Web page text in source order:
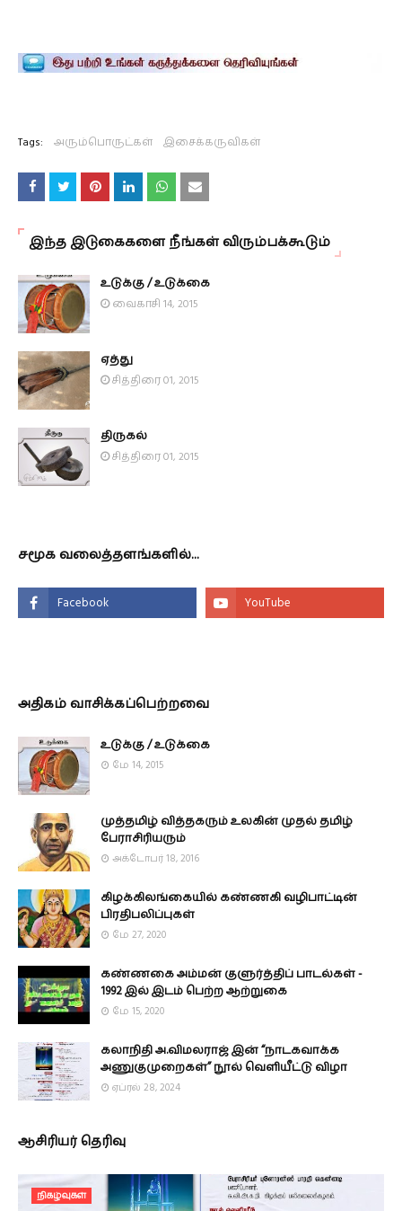
Tags: அரும்பொருட்கள் இசைக்கருவிகள்
இந்த இடுகைகளை நீங்கள் விரும்பக்கூடும்
உடுக்கு / உடுக்கை
வைகாசி 14, 2015
ஏத்து
சித்திரை 01, 2015
திருகல்
சித்திரை 01, 2015
சமூக வலைத்தளங்களில்...
அதிகம் வாசிக்கப்பெற்றவை
உடுக்கு / உடுக்கை
மே 14, 2015
முத்தமிழ் வித்தகரும் உலகின் முதல் தமிழ்
பேராசிரியரும்
அக்டோபர் 18, 2016
கிழக்கிலங்கையில் கண்ணகி வழிபாட்டின்
பிரதிபலிப்புகள்
மே 27, 2020
கண்ணகை அம்மன் குளுர்த்திப் பாடல்கள் -
1992 இல் இடம் பெற்ற ஆற்றுகை
மே 15, 2020
கலாநிதி அ.விமலராஜ் இன் “நாடகவாக்க
அணுகுமுறைகள்” நூல் வெளியீட்டு விழா
ஏப்ரல் 28, 2024
ஆசிரியர் தெரிவு
நிகழ்வுகள்